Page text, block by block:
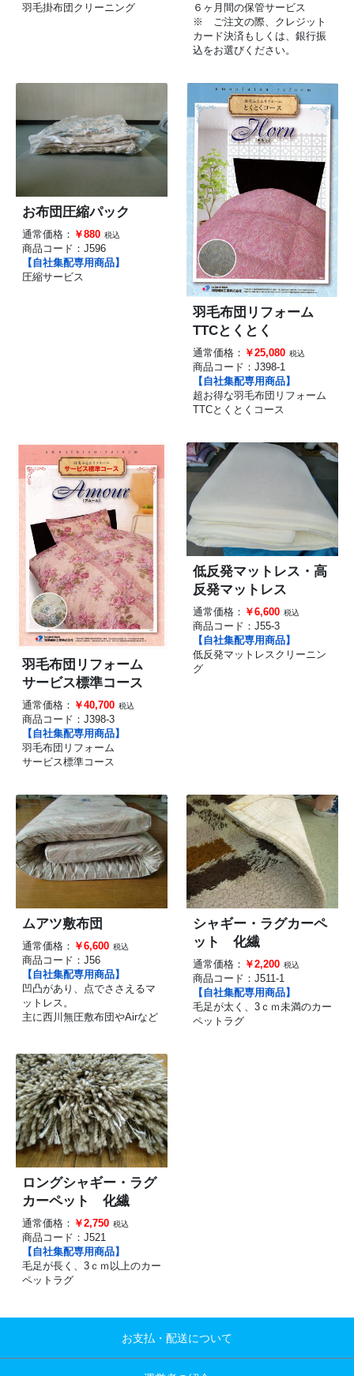
羽毛掛布団クリーニング
６ヶ月間の保管サービス
※ ご注文の際、クレジット
カード決済もしくは、銀行振
込をお選びください。
お布団圧縮パック
通常価格： ￥880 税込
商品コード： J596
【自社集配専用商品】
圧縮サービス
羽毛布団リフォーム
TTCとくとく
通常価格： ￥25,080 税込
商品コード： J398-1
【自社集配専用商品】
超お得な羽毛布団リフォーム
TTCとくとくコース
羽毛布団リフォーム
サービス標準コース
通常価格： ￥40,700 税込
商品コード： J398-3
【自社集配専用商品】
羽毛布団リフォーム
サービス標準コース
低反発マットレス・高
反発マットレス
通常価格： ￥6,600 税込
商品コード： J55-3
【自社集配専用商品】
低反発マットレスクリーニン
グ
ムアツ敷布団
通常価格： ￥6,600 税込
商品コード： J56
【自社集配専用商品】
凹凸があり、点でささえるマ
ットレス。
主に西川無圧敷布団やAirなど
シャギー・ラグカーペ
ット 化繊
通常価格： ￥2,200 税込
商品コード： J511-1
【自社集配専用商品】
毛足が太く、3ｃｍ未満のカー
ペットラグ
ロングシャギー・ラグ
カーペット 化繊
通常価格： ￥2,750 税込
商品コード： J521
【自社集配専用商品】
毛足が長く、3ｃｍ以上のカー
ペットラグ
お支払・配送について